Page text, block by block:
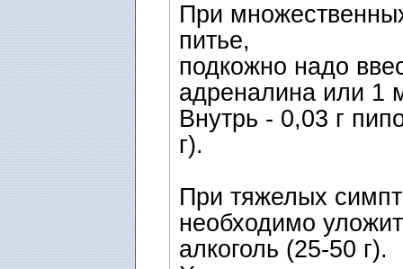
При
питье,
подкожно надо
адреналина или 1
Внутрь - 0,03 г
г).
При тяжелых
необходимо
алкоголь (25-50 г).